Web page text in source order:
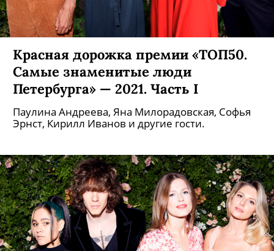
Красная дорожка премии «ТОП50.
Самые знаменитые люди
Петербурга» — 2021. Часть I
Паулина Андреева, Яна Милорадовская, Софья
Эрнст, Кирилл Иванов и другие гости.